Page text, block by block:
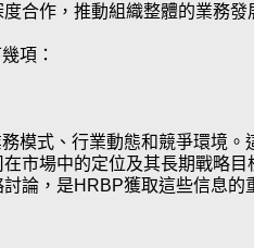
合作，推動組織整體的業務發
項：
模式、行業動態和競爭環境。
市場中的定位及其長期戰略
論，是HRBP獲取這些信息的